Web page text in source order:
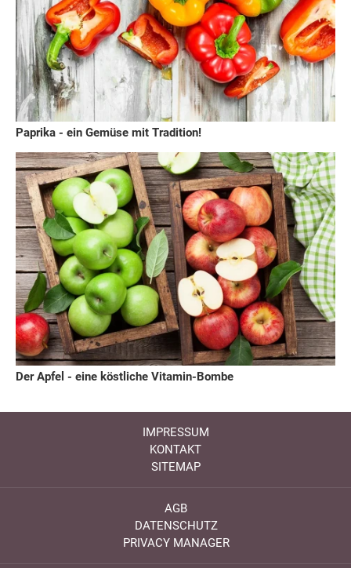
Paprika - ein Gemüse mit Tradition!
Der Apfel - eine köstliche Vitamin-Bombe
IMPRESSUM
KONTAKT
SITEMAP
AGB
DATENSCHUTZ
PRIVACY MANAGER